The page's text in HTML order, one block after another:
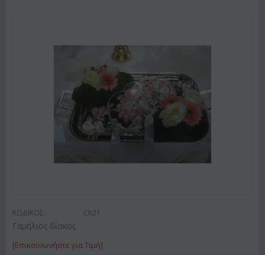
ΚΩΔΙΚΟΣ: Ch21
Γαμήλιος δίσκος
[Επικοινωνήστε για Τιμή]